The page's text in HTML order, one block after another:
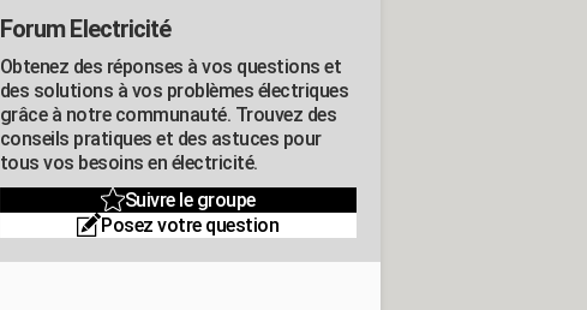
Forum Electricité
Obtenez des réponses à vos questions et
des solutions à vos problèmes électriques
grâce à notre communauté. Trouvez des
conseils pratiques et des astuces pour
tous vos besoins en électricité.
Suivre le groupe
Posez votre question